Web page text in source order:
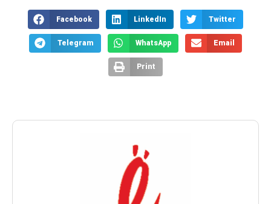
Facebook LinkedIn Twitter
Telegram WhatsApp Email
Print